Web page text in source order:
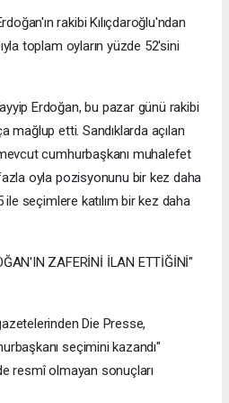
rakibi Kılıçdaroğlu'ndan
toplam oyların yüzde 52'sini
Erdoğan, bu pazar günü rakibi
mağlup etti. Sandıklarda açılan
cumhurbaşkanı muhalefet
oyla pozisyonunu bir kez daha
ile seçimlere katılım bir kez daha
ZAFERİNİ İLAN ETTİĞİNİ"
Die Presse,
seçimini kazandı"
resmî olmayan sonuçları